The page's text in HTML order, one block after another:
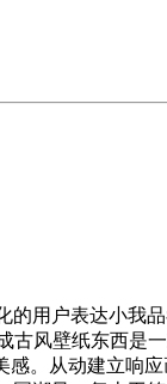
户表达小我
风壁纸东西是
。从动建立响